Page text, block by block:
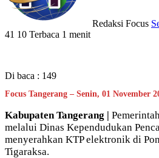
Redaksi Focus
41 10 Terbaca 1 menit
Di baca : 149
Focus Tangerang – Senin, 01 November
Kabupaten Tangerang |
melalui Dinas Kependudukan
menyerahkan KTP elektronik di
Tigaraksa.